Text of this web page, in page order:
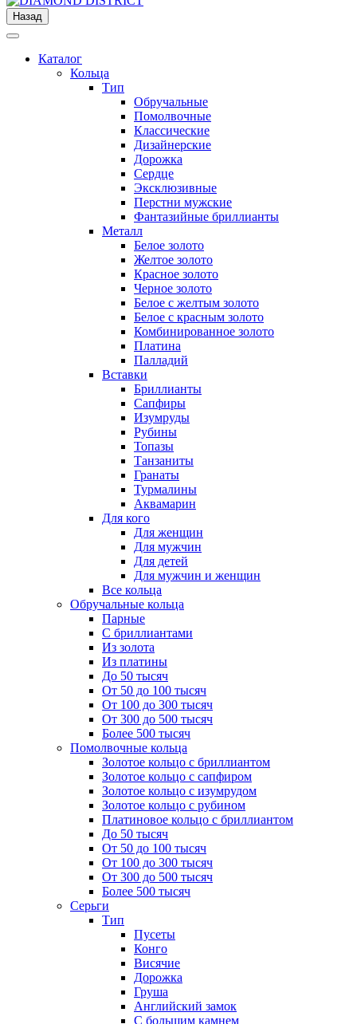
Назад
Каталог
Кольца
Тип
Обручальные
Помолвочные
Классические
Дизайнерские
Дорожка
Сердце
Эксклюзивные
Перстни мужские
Фантазийные бриллианты
Металл
Белое золото
Желтое золото
Красное золото
Черное золото
Белое с желтым золото
Белое с красным золото
Комбинированное золото
Платина
Палладий
Вставки
Бриллианты
Сапфиры
Изумруды
Рубины
Топазы
Танзаниты
Гранаты
Турмалины
Аквамарин
Для кого
Для женщин
Для мужчин
Для детей
Для мужчин и женщин
Все кольца
Обручальные кольца
Парные
С бриллиантами
Из золота
Из платины
До 50 тысяч
От 50 до 100 тысяч
От 100 до 300 тысяч
От 300 до 500 тысяч
Более 500 тысяч
Помолвочные кольца
Золотое кольцо с бриллиантом
Золотое кольцо с сапфиром
Золотое кольцо с изумрудом
Золотое кольцо с рубином
Платиновое кольцо с бриллиантом
До 50 тысяч
От 50 до 100 тысяч
От 100 до 300 тысяч
От 300 до 500 тысяч
Более 500 тысяч
Серьги
Тип
Пусеты
Конго
Висячие
Дорожка
Груша
Английский замок
С большим камнем